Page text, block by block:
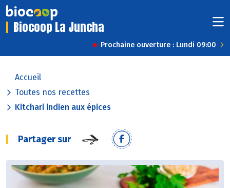
Biocoop La Juncha
Prochaine ouverture : Lundi 09:00
Accueil
Toutes nos recettes
Kitchari indien aux épices
Partager sur